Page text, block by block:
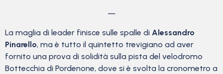
—
La maglia di leader finisce sulle spalle di Alessandro
Pinarello, ma è tutto il quintetto trevigiano ad aver
fornito una prova di solidità sulla pista del velodromo
Bottecchia di Pordenone, dove si è svolta la cronometro a